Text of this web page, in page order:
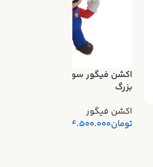
اکشن فیگور سوپر ماریو سایز
بزرگ
اکشن فیگور
تومان4.500.000